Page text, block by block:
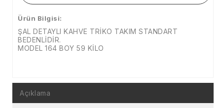
Kampanya
Aksesuar
Ürün Bilgisi:
ŞAL DETAYLI KAHVE TRİKO TAKIM STANDART
BEDENLİDİR.
MODEL 164 BOY 59 KİLO
Açıklama